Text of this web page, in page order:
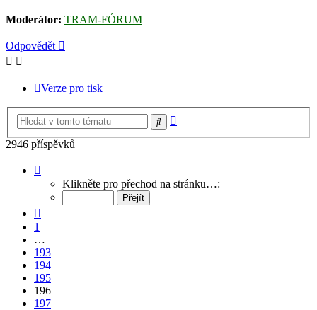
Moderátor: TRAM-FÓRUM
Odpovědět
Verze pro tisk
Hledat
2946 příspěvků
196
Klikněte pro přechod na stránku…:
1
…
193
194
195
196
197